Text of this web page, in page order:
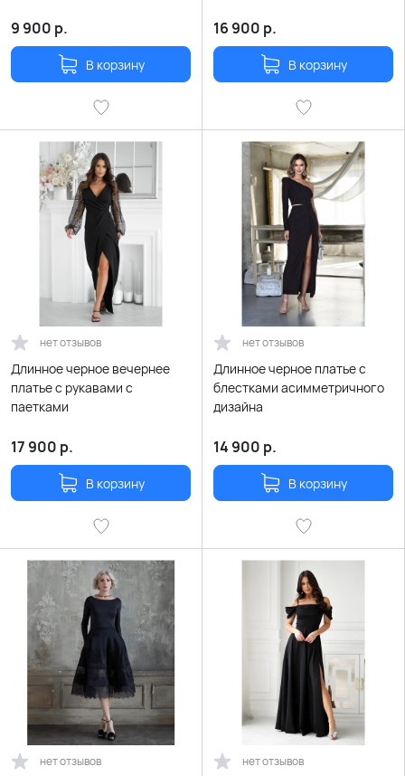
9 900 р.
В корзину
16 900 р.
В корзину
нет отзывов
Длинное черное вечернее
платье с рукавами с
паетками
17 900 р.
В корзину
нет отзывов
Длинное черное платье с
блестками асимметричного
дизайна
14 900 р.
В корзину
нет отзывов нет отзывов